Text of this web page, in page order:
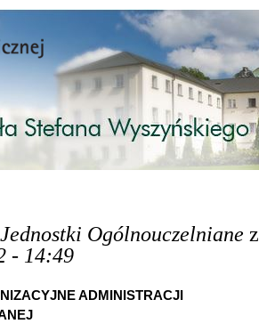
Jednostki Ogólnouczelniane
- 14:49
ADMINISTRACJI